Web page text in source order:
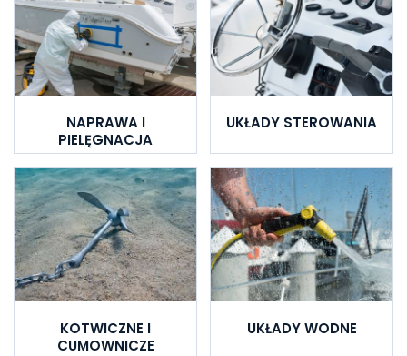
NAPRAWA I
PIELĘGNACJA
UKŁADY STEROWANIA
KOTWICZNE I
CUMOWNICZE
UKŁADY WODNE